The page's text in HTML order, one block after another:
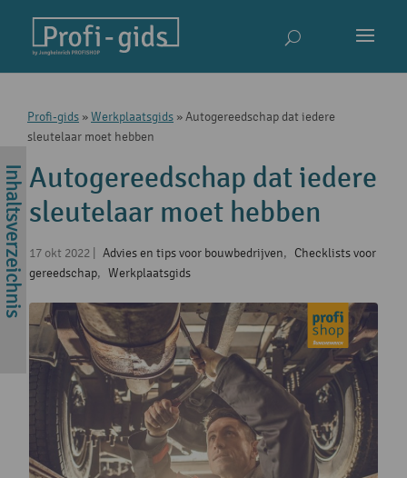
Profi-gids »Werkplaatsgids »Autogereedschap dat iedere
sleutelaar moet hebben
Autogereedschap dat iedere
sleutelaar moet hebben
17 okt 2022 Advies en tips voor bouwbedrijven, Checklists voor
gereedschap, Werkplaatsgids